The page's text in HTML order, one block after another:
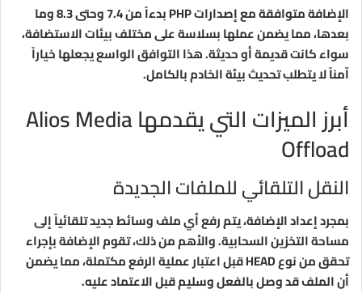
الإضافة متوافقة مع إصدارات PHP بدءاً من 7.4 وحتى 8.3 وما
بعدها، مما يضمن عملها بسلاسة على مختلف بيئات الاستضافة،
سواء كانت قديمة أو حديثة. هذا التوافق الواسع يجعلها خياراً
آمناً لا يتطلب تحديث بيئة الخادم بالكامل.
أبرز الميزات التي يقدمها Alios Media
Offload
النقل التلقائي للملفات الجديدة
بمجرد إعداد الإضافة، يتم رفع أي ملف وسائط جديد تلقائياً إلى
مساحة التخزين السحابية. والأهم من ذلك، تقوم الإضافة بإجراء
تحقق من نوع HEAD قبل اعتبار عملية الرفع مكتملة، مما يضمن
أن الملف قد وصل بالفعل وسليم قبل الاعتماد عليه.